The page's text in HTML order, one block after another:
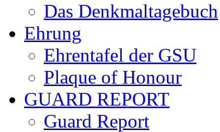
Das Denkmaltagebuch
Ehrung
Ehrentafel der GSU
Plaque of Honour
GUARD REPORT
Guard Report